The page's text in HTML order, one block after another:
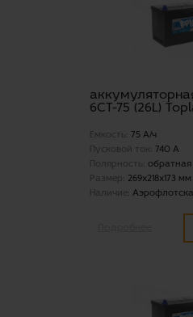
6СТ-75 (26L)
Емкость: 75 А/ч
Пусковой ток: 740 А
Полярность: обратная
Размер: 269x218x173 мм
Наличие: